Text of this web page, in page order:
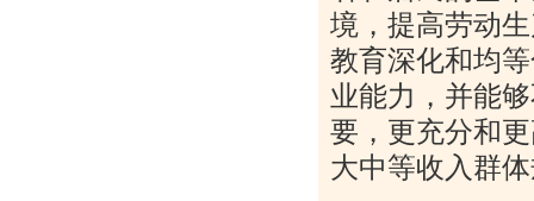
境，提高劳动
教育深化和均
业能力，并能
要，更充分和
大中等收入群